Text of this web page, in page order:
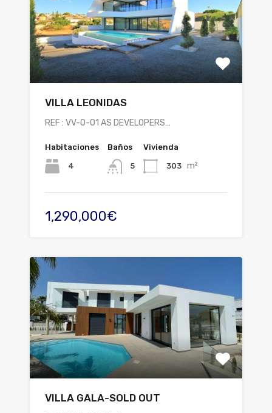
VILLA LEONIDAS
REF : VV-0-01 AS DEVELOPERS…
Habitaciones
4
Baños
5
Vivienda
303 m²
1,290,000€
VILLA GALA-SOLD OUT